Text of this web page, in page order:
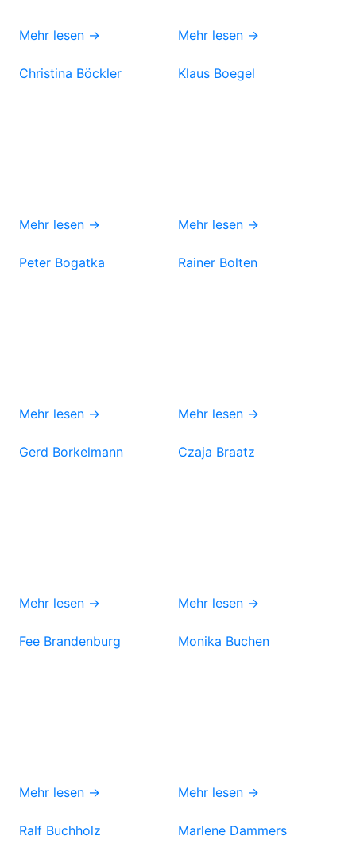
Mehr lesen → Mehr lesen →
Christina Böckler
Mehr lesen →
Klaus Boegel
Mehr lesen →
Peter Bogatka
Mehr lesen →
Rainer Bolten
Mehr lesen →
Gerd Borkelmann
Mehr lesen →
Czaja Braatz
Mehr lesen →
Fee Brandenburg
Mehr lesen →
Monika Buchen
Mehr lesen →
Ralf Buchholz Marlene Dammers